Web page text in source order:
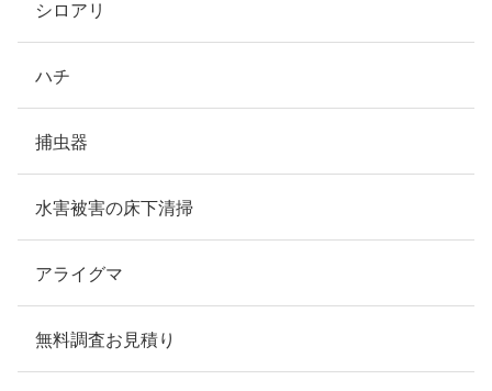
シロアリ
ハチ
捕虫器
水害被害の床下清掃
アライグマ
無料調査お見積り